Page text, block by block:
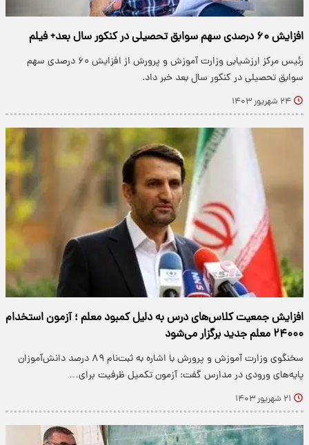
افزایش ۶۰ درصدی سهم سوابق تحصیلی در کنکور سال بعد+ فیلم
رئیس مرکز ارزشیابی وزارت آموزش و پرورش از افزایش ۶۰ درصدی سهم
سوابق تحصیلی در کنکور سال بعد خبر داد.
۲۴ شهریور ۱۴۰۳
افزایش جمعیت کلاس‌های درس به دلیل کمبود معلم ؛ آزمون استخدام
۲۴۰۰۰ معلم جدید برگزار می‌شود
سخنگوی وزارت آموزش و پرورش با اشاره به ثبت‌نام ۸۹ درصد دانش‌آموزان
پایه‌های ورودی در مدارس گفت: آزمون تکمیل ظرفیت برای…
۲۱ شهریور ۱۴۰۳